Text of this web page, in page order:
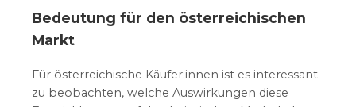
Bedeutung für den österreichischen
Markt
Für österreichische Käufer:innen ist es interessant
zu beobachten, welche Auswirkungen diese